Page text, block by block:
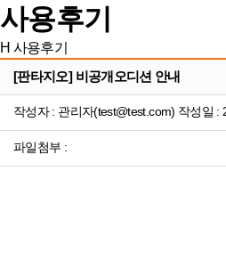
사용후기
H 사용후기
[판타지오] 비공개오디션 안내
작성자 : 관리자(test@test.com) 작성일 :
파일첨부 :